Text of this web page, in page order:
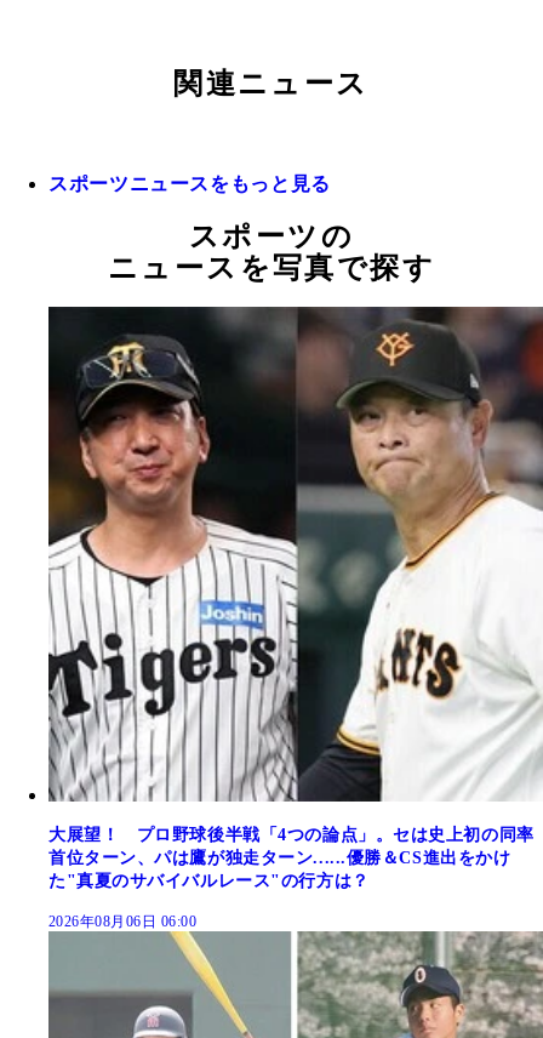
関連ニュース
スポーツニュースをもっと見る
スポーツの
ニュースを写真で探す
大展望！ プロ野球後半戦「4つの論点」。セは史上初の同率
首位ターン、パは鷹が独走ターン......優勝＆CS進出をかけ
た"真夏のサバイバルレース"の行方は？
2026年08月06日 06:00